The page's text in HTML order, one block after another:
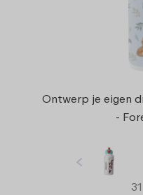
Ontwerp je eigen
-